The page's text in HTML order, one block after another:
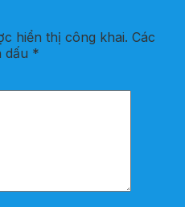
hiển thị công khai. Các
dấu *